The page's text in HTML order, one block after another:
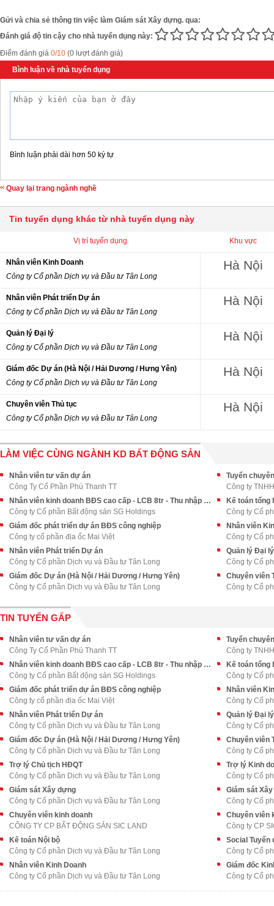
Gửi và chia sẻ thông tin việc làm Giám sát Xây dựng. qua:
Đánh giá độ tin cậy cho nhà tuyển dụng này:
Điểm đánh giá 0/10 (0 lượt đánh giá)
Bình luận về nhà tuyển dụng
Bình luận phải dài hơn 50 ký tự
Quay lại trang ngành nghề
Tin tuyển dụng khác từ nhà tuyển dụng này
Vị trí tuyển dụng Khu vực
Nhân viên Kinh Doanh
Công ty Cổ phần Dịch vụ và Đầu tư Tân Long
Hà Nội
Nhân viên Phát triển Dự án
Công ty Cổ phần Dịch vụ và Đầu tư Tân Long
Hà Nội
Quản lý Đại lý
Công ty Cổ phần Dịch vụ và Đầu tư Tân Long
Hà Nội
Giám đốc Dự án (Hà Nội / Hải Dương / Hưng Yên)
Công ty Cổ phần Dịch vụ và Đầu tư Tân Long
Hà Nội
Chuyên viên Thủ tục
Công ty Cổ phần Dịch vụ và Đầu tư Tân Long
Hà Nội
LÀM VIỆC CÙNG NGÀNH KD BẤT ĐỘNG SẢN
Nhân viên tư vấn dự án
Công Ty Cổ Phần Phú Thanh TT
Tuyển
Công ty
Nhân viên kinh doanh BĐS cao cấp - LCB 8tr - Thu nhập upto 70tr++
Công ty Cổ phần Bất động sản SG Holdings
Kế toán tổng
Công ty Cổ
Giám đốc phát triển dự án BĐS công nghiệp
Công ty cổ phần địa ốc Mai Việt
Nhân viên
Công ty Cổ
Nhân viên Phát triển Dự án
Công ty Cổ phần Dịch vụ và Đầu tư Tân Long
Quản lý Đại lý
Công ty Cổ
Giám đốc Dự án (Hà Nội / Hải Dương / Hưng Yên)
Công ty Cổ phần Dịch vụ và Đầu tư Tân Long
Chuyên viên
Công ty Cổ
TIN TUYỂN GẤP
Nhân viên tư vấn dự án
Công Ty Cổ Phần Phú Thanh TT
Tuyển
Công ty
Nhân viên kinh doanh BĐS cao cấp - LCB 8tr - Thu nhập upto 70tr++
Công ty Cổ phần Bất động sản SG Holdings
Kế toán tổng
Công ty Cổ
Giám đốc phát triển dự án BĐS công nghiệp
Công ty cổ phần địa ốc Mai Việt
Nhân viên
Công ty Cổ
Nhân viên Phát triển Dự án
Công ty Cổ phần Dịch vụ và Đầu tư Tân Long
Quản lý Đại lý
Công ty Cổ
Giám đốc Dự án (Hà Nội / Hải Dương / Hưng Yên)
Công ty Cổ phần Dịch vụ và Đầu tư Tân Long
Chuyên viên
Công ty Cổ
Trợ lý Chủ tịch HĐQT
Công ty Cổ phần Dịch vụ và Đầu tư Tân Long
Trợ lý Kinh
Công ty Cổ
Giám sát Xây dựng
Công ty Cổ phần Dịch vụ và Đầu tư Tân Long
Giám sát
Công ty Cổ
Chuyên viên kinh doanh
CÔNG TY CP BẤT ĐỘNG SẢN SIC LAND
Chuyên viên
Công ty CP
Kế toán Nội bộ
Công ty Cổ phần Dịch vụ và Đầu tư Tân Long
Social Tuyển
Công ty Cổ
Nhân viên Kinh Doanh
Công ty Cổ phần Dịch vụ và Đầu tư Tân Long
Giám đốc
Công ty Cổ